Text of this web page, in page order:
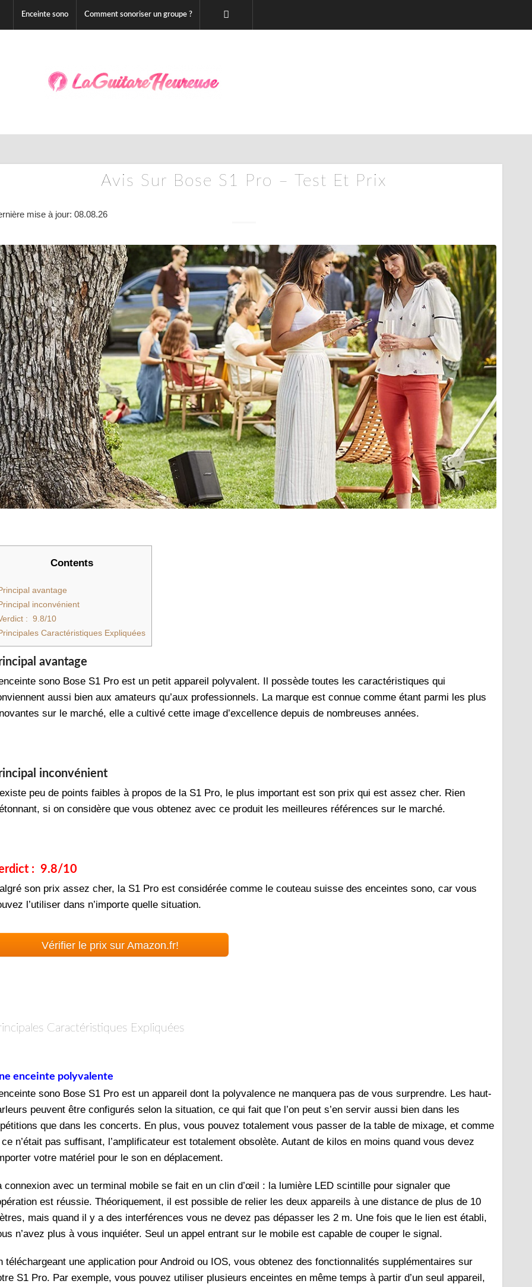
Enceinte sono Comment sonoriser un groupe ?
Avis Sur Bose S1 Pro – Test Et Prix
mise à jour: 08.08.26
Contents
avantage
inconvénient
: 9.8/10
Caractéristiques Expliquées
avantage
sono Bose S1 Pro est un petit appareil polyvalent. Il possède toutes les caractéristiques qui
aussi bien aux amateurs qu’aux professionnels. La marque est connue comme étant parmi les plus
sur le marché, elle a cultivé cette image d’excellence depuis de nombreuses années.
inconvénient
peu de points faibles à propos de la S1 Pro, le plus important est son prix qui est assez cher. Rien
si on considère que vous obtenez avec ce produit les meilleures références sur le marché.
: 9.8/10
son prix assez cher, la S1 Pro est considérée comme le couteau suisse des enceintes sono, car vous
l’utiliser dans n’importe quelle situation.
Vérifier le prix sur Amazon.fr!
Caractéristiques Expliquées
enceinte polyvalente
sono Bose S1 Pro est un appareil dont la polyvalence ne manquera pas de vous surprendre. Les haut-
peuvent être configurés selon la situation, ce qui fait que l’on peut s’en servir aussi bien dans les
que dans les concerts. En plus, vous pouvez totalement vous passer de la table de mixage, et comme
n’était pas suffisant, l’amplificateur est totalement obsolète. Autant de kilos en moins quand vous devez
votre matériel pour le son en déplacement.
connexion avec un terminal mobile se fait en un clin d’œil : la lumière LED scintille pour signaler que
est réussie. Théoriquement, il est possible de relier les deux appareils à une distance de plus de 10
mais quand il y a des interférences vous ne devez pas dépasser les 2 m. Une fois que le lien est établi,
n’avez plus à vous inquiéter. Seul un appel entrant sur le mobile est capable de couper le signal.
téléchargeant une application pour Android ou IOS, vous obtenez des fonctionnalités supplémentaires sur
S1 Pro. Par exemple, vous pouvez utiliser plusieurs enceintes en même temps à partir d’un seul appareil,